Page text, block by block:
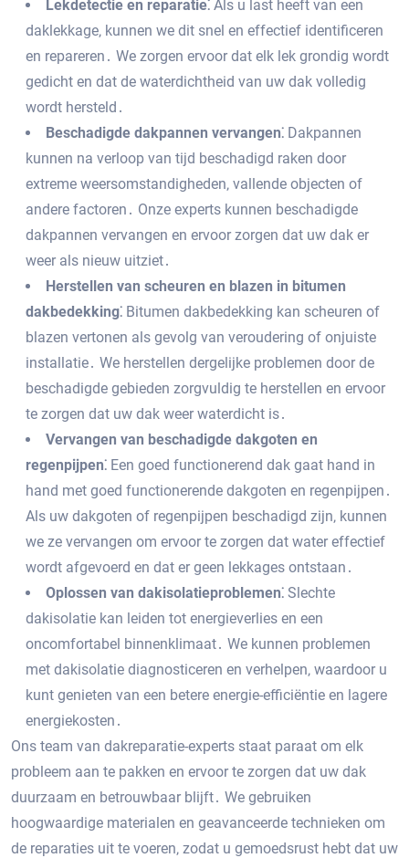
Lekdetectie en reparatie⁚ Als u last heeft van een
daklekkage‚ kunnen we dit snel en effectief identificeren
en repareren․ We zorgen ervoor dat elk lek grondig wordt
gedicht en dat de waterdichtheid van uw dak volledig
wordt hersteld․
Beschadigde dakpannen vervangen⁚ Dakpannen
kunnen na verloop van tijd beschadigd raken door
extreme weersomstandigheden‚ vallende objecten of
andere factoren․ Onze experts kunnen beschadigde
dakpannen vervangen en ervoor zorgen dat uw dak er
weer als nieuw uitziet․
Herstellen van scheuren en blazen in bitumen
dakbedekking⁚ Bitumen dakbedekking kan scheuren of
blazen vertonen als gevolg van veroudering of onjuiste
installatie․ We herstellen dergelijke problemen door de
beschadigde gebieden zorgvuldig te herstellen en ervoor
te zorgen dat uw dak weer waterdicht is․
Vervangen van beschadigde dakgoten en
regenpijpen⁚ Een goed functionerend dak gaat hand in
hand met goed functionerende dakgoten en regenpijpen․
Als uw dakgoten of regenpijpen beschadigd zijn‚ kunnen
we ze vervangen om ervoor te zorgen dat water effectief
wordt afgevoerd en dat er geen lekkages ontstaan․
Oplossen van dakisolatieproblemen⁚ Slechte
dakisolatie kan leiden tot energieverlies en een
oncomfortabel binnenklimaat․ We kunnen problemen
met dakisolatie diagnosticeren en verhelpen‚ waardoor u
kunt genieten van een betere energie-efficiëntie en lagere
energiekosten․
Ons team van dakreparatie-experts staat paraat om elk
probleem aan te pakken en ervoor te zorgen dat uw dak
duurzaam en betrouwbaar blijft․ We gebruiken
hoogwaardige materialen en geavanceerde technieken om
de reparaties uit te voeren‚ zodat u gemoedsrust hebt dat uw